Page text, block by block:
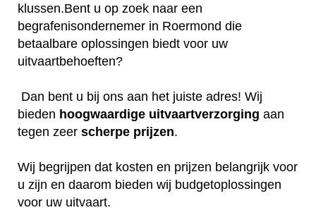
klussen.Bent u op zoek naar een
begrafenisondernemer in Roermond die
betaalbare oplossingen biedt voor uw
uitvaartbehoeften?
Dan bent u bij ons aan het juiste adres! Wij
bieden hoogwaardige uitvaartverzorging aan
tegen zeer scherpe prijzen.
Wij begrijpen dat kosten en prijzen belangrijk voor
u zijn en daarom bieden wij budgetoplossingen
voor uw uitvaart.